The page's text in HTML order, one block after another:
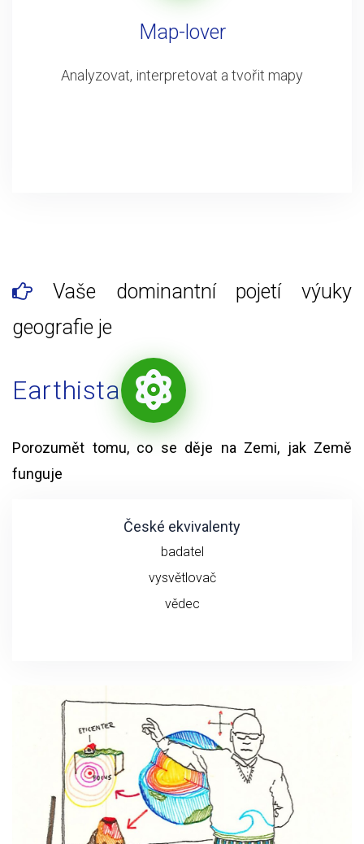
Map-lover
Analyzovat, interpretovat a tvořit mapy
Vaše dominantní pojetí výuky
geografie je
Earthista
Porozumět tomu, co se děje na Zemi, jak Země
funguje
České ekvivalenty
badatel
vysvětlovač
vědec